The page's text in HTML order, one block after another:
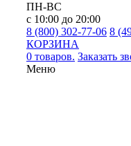
ПН-ВС
с 10:00 до 20:00
8 (800) 302-77-06 8
КОРЗИНА
0 товаров. Заказать
Меню